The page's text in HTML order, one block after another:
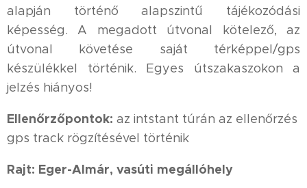
alapján történő alapszintű tájékozódási
képesség. A megadott útvonal kötelező, az
útvonal követése saját térképpel/gps
készülékkel történik. Egyes útszakaszokon a
jelzés hiányos!
Ellenőrzőpontok: az intstant túrán az ellenőrzés
gps track rögzítésével történik
Rajt: Eger-Almár, vasúti megállóhely